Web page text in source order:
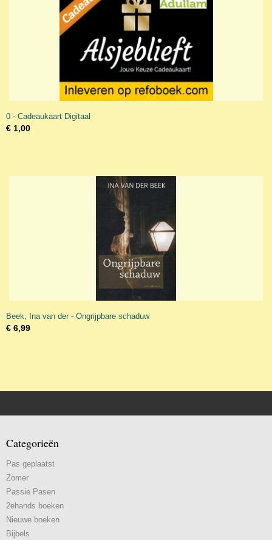
0 - Cadeaukaart Digitaal
€ 1,00
Beek, Ina van der - Ongrijpbare schaduw
€ 6,99
Categorieën
Pas geplaatst
Zomer
Passie Pasen
2ehands boeken
Nieuwe boeken
Bijbels